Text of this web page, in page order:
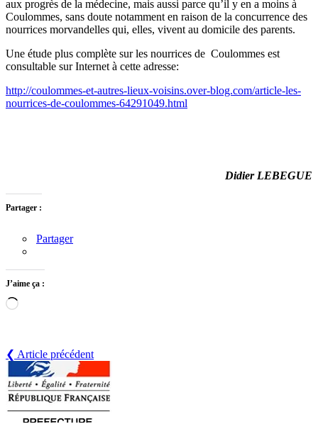
aux progrès de la médecine, mais aussi parce qu’il y en a moins à
Coulommes, sans doute notamment en raison de la concurrence des
nourrices morvandelles qui, elles, vivent au domicile des parents.
Une étude plus complète sur les nourrices de Coulommes est
consultable sur Internet à cette adresse:
http://coulommes-et-autres-lieux-voisins.over-blog.com/article-les-
nourrices-de-coulommes-64291049.html
Didier LEBEGUE
Partager :
Partager
J’aime ça :
Chargement…
❮ Article précédent